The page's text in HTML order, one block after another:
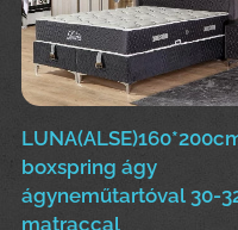
boxspring ágy
ágyneműtartóval 30-
matraccal